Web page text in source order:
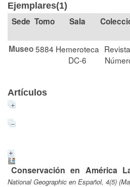
Ejemplares(1)
Tomo Sala
Museo5884 Hemeroteca
DC-6
Artículos
Conservación en América
National Geographic en Español, 4(5)